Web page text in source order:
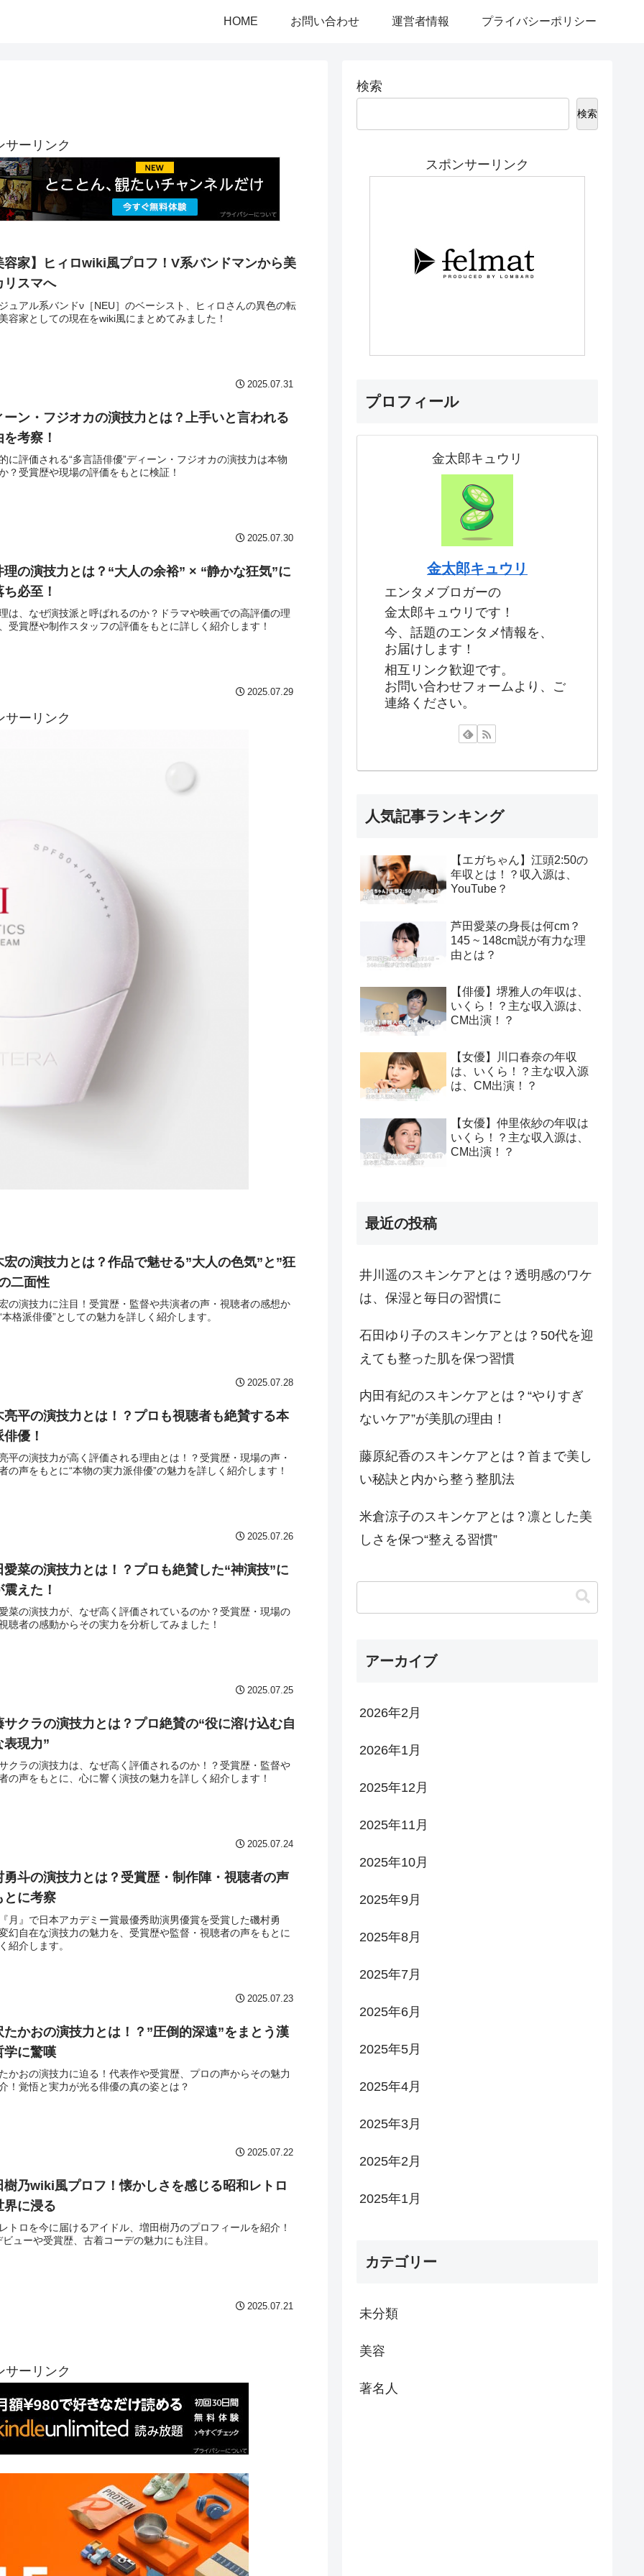
HOME お問い合わせ 運営者情報 プライバシーポリシー
サーリンク
容家】ヒィロwiki風プロフ！V系バンドマンから美
リスマへ
ュアル系バンドν［NEU］のベーシスト、ヒィロさんの異色の転
容家としての現在をwiki風にまとめてみました！
2025.07.31
ーン・フジオカの演技力とは？上手いと言われる
を考察！
に評価される“多言語俳優”ディーン・フジオカの演技力は本物
？受賞歴や現場の評価をもとに検証！
2025.07.30
理の演技力とは？“大人の余裕” × “静かな狂気”に
ち必至！
は、なぜ演技派と呼ばれるのか？ドラマや映画での高評価の理
受賞歴や制作スタッフの評価をもとに詳しく紹介します！
2025.07.29
サーリンク
宏の演技力とは？作品で魅せる”大人の色気”と”狂
二面性
の演技力に注目！受賞歴・監督や共演者の声・視聴者の感想か
本格派俳優”としての魅力を詳しく紹介します。
2025.07.28
亮平の演技力とは！？プロも視聴者も絶賛する本
優！
平の演技力が高く評価される理由とは！？受賞歴・現場の声・
の声をもとに“本物の実力派俳優”の魅力を詳しく紹介します！
2025.07.26
愛菜の演技力とは！？プロも絶賛した“神演技”に
震えた！
菜の演技力が、なぜ高く評価されているのか？受賞歴・現場の
聴者の感動からその実力を分析してみました！
2025.07.25
サクラの演技力とは？プロ絶賛の“役に溶け込む自
表現力”
クラの演技力は、なぜ高く評価されるのか！？受賞歴・監督や
の声をもとに、心に響く演技の魅力を詳しく紹介します！
2025.07.24
勇斗の演技力とは？受賞歴・制作陣・視聴者の声
とに考察
月』で日本アカデミー賞最優秀助演男優賞を受賞した磯村勇
幻自在な演技力の魅力を、受賞歴や監督・視聴者の声をもとに
紹介します。
2025.07.23
たかおの演技力とは！？”圧倒的深遠”をまとう漢
学に驚嘆
かおの演技力に迫る！代表作や受賞歴、プロの声からその魅力
！覚悟と実力が光る俳優の真の姿とは？
2025.07.22
樹乃wiki風プロフ！懐かしさを感じる昭和レトロ
界に浸る
トロを今に届けるアイドル、増田樹乃のプロフィールを紹介！
ビューや受賞歴、古着コーデの魅力にも注目。
2025.07.21
サーリンク
検索
検索
スポンサーリンク
プロフィール
金太郎キュウリ
金太郎キュウリ
エンタメブロガーの
金太郎キュウリです！
今、話題のエンタメ情報を、
お届けします！
相互リンク歓迎です。
お問い合わせフォームより、ご
連絡ください。
人気記事ランキング
【エガちゃん】江頭2:50の
年収とは！？収入源は、
YouTube？
芦田愛菜の身長は何cm？
145 ~ 148cm説が有力な理
由とは？
【俳優】堺雅人の年収は、
いくら！？主な収入源は、
CM出演！？
【女優】川口春奈の年収
は、いくら！？主な収入源
は、CM出演！？
【女優】仲里依紗の年収は
いくら！？主な収入源は、
CM出演！？
最近の投稿
井川遥のスキンケアとは？透明感のワケ
は、保湿と毎日の習慣に
石田ゆり子のスキンケアとは？50代を迎
えても整った肌を保つ習慣
内田有紀のスキンケアとは？“やりすぎ
ないケア”が美肌の理由！
藤原紀香のスキンケアとは？首まで美し
い秘訣と内から整う整肌法
米倉涼子のスキンケアとは？凛とした美
しさを保つ“整える習慣”
アーカイブ
2026年2月
2026年1月
2025年12月
2025年11月
2025年10月
2025年9月
2025年8月
2025年7月
2025年6月
2025年5月
2025年4月
2025年3月
2025年2月
2025年1月
カテゴリー
未分類
美容
著名人